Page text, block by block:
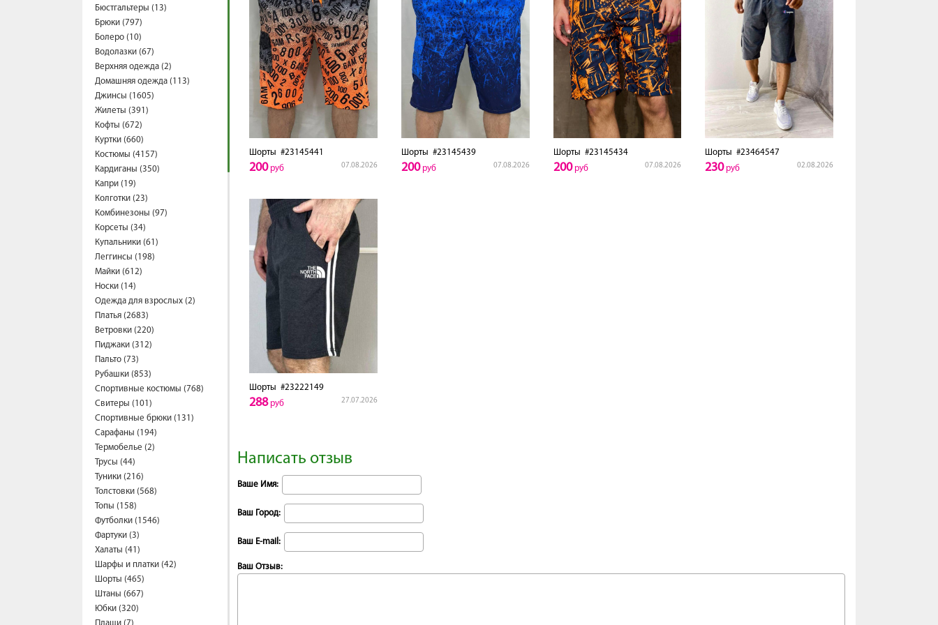
Бюстгальтеры (13)
Брюки (797)
Болеро (10)
Водолазки (67)
Верхняя одежда (2)
Домашняя одежда (113)
Джинсы (1605)
Жилеты (391)
Кофты (672)
Куртки (660)
Костюмы (4157)
Кардиганы (350)
Капри (19)
Колготки (23)
Комбинезоны (97)
Корсеты (34)
Купальники (61)
Леггинсы (198)
Майки (612)
Носки (14)
Одежда для взрослых (2)
Платья (2683)
Ветровки (220)
Пиджаки (312)
Пальто (73)
Рубашки (853)
Спортивные костюмы (768)
Свитеры (101)
Спортивные брюки (131)
Сарафаны (194)
Термобелье (2)
Трусы (44)
Туники (216)
Толстовки (568)
Топы (158)
Футболки (1546)
Фартуки (3)
Халаты (41)
Шарфы и платки (42)
Шорты (465)
Штаны (667)
Юбки (320)
Шорты #23145441
07.08.2026
200руб
Шорты #23145439
07.08.2026
200руб
Шорты #23145434
07.08.2026
200руб
Шорты #23464547
02.08.2026
230руб
Шорты #23222149
27.07.2026
288руб
Написать отзыв
Ваше Имя:
Ваш Город:
Ваш E-mail:
Ваш Отзыв: